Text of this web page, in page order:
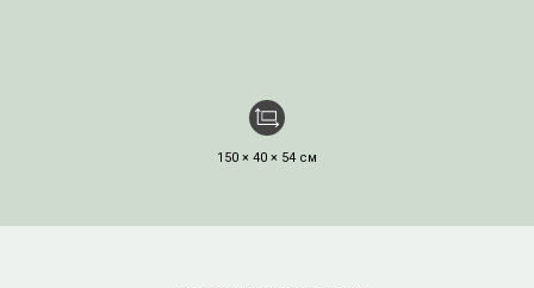
150 × 40 × 54 см